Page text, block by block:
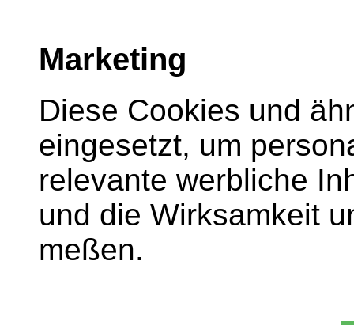
Marketing
Diese Cookies und
eingesetzt, um
relevante werbliche
und die Wirksamkeit
meßen.